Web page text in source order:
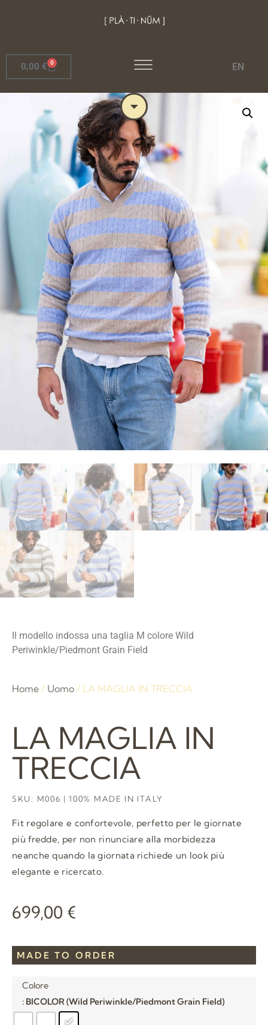
0,00 € 0 EN
Il modello indossa una taglia M colore Wild
Periwinkle/Piedmont Grain Field
Home / Uomo / LA MAGLIA IN TRECCIA
LA MAGLIA IN
TRECCIA
SKU: M006 | 100% MADE IN ITALY
Fit regolare e confortevole, perfetto per le giornate
più fredde, per non rinunciare alla morbidezza
neanche quando la giornata richiede un look più
elegante e ricercato.
699,00 €
MADE TO ORDER
Colore
: BICOLOR (Wild Periwinkle/Piedmont Grain Field)